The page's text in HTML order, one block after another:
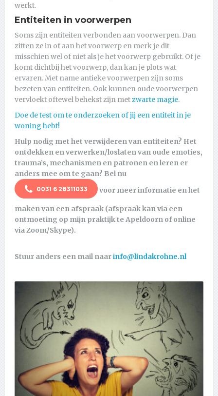
werkt.
Entiteiten in voorwerpen
Soms zijn entiteiten verbonden aan voorwerpen. Dan
zitten ze in of aan het voorwerp en merk je dit
misschien wel of niet als je het voorwerp gebruikt. Of je
komt dichtbij het voorwerp, dan kan je plots wat
ervaren. Met name antieke voorwerpen zijn soms
bezeten van entiteiten. Ook kunnen oude voorwerpen
vervloekt oftewel behekst zijn met zwarte magie.
Doe de test om te onderzoeken of jij een entiteit in je
woning hebt!
Hulp nodig met het verwijderen van entiteiten? Het
ontdekken en verwerken/loslaten van oude emoties,
trauma’s, mechanismen en patronen en leren er
anders mee om te gaan? Bel nu
0031 6 28311033 voor meer informatie en het
maken van een afspraak (afspraak kan via een
ontmoeting op mijn praktijk te Apeldoorn of online
via Zoom/Skype).
Stuur anders een mail naarinfo@lindakrohne.nl